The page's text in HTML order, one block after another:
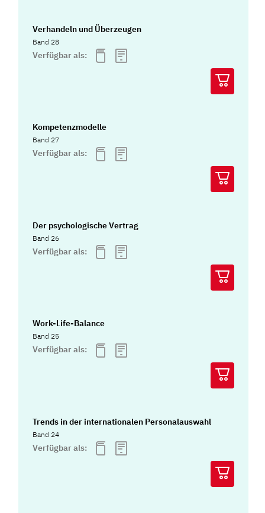
Verhandeln und Überzeugen
Band 28
Verfügbar als:
Kompetenzmodelle
Band 27
Verfügbar als:
Der psychologische Vertrag
Band 26
Verfügbar als:
Work-Life-Balance
Band 25
Verfügbar als:
Trends in der internationalen Personalauswahl
Band 24
Verfügbar als: